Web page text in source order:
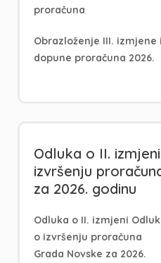
proračuna
Obrazloženje III. izmjene i
dopune proračuna 2026.
Odluka o II.
izvršenju
za 2026. godinu
Odluka o II. izmjeni
o izvršenju proračuna
Grada Novske za 2026.